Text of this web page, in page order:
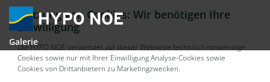
Nutzung von Cookies: Wir benötigen Ihre
Einwilligung
Die HYPO NOE verwendet auf dieser Webseite technisch notwendige
Cookies sowie nur mit Ihrer Einwilligung Analyse-Cookies sowie
Cookies von Drittanbietern zu Marketingzwecken.
Galerie